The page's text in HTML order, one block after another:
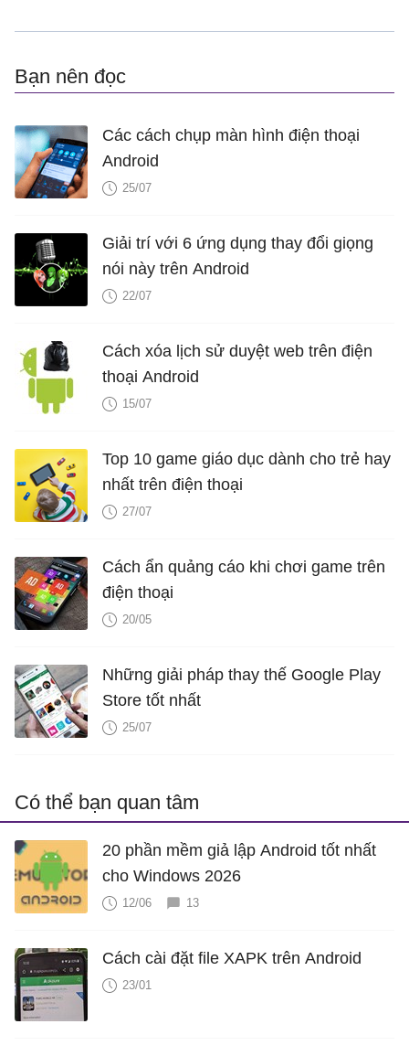
Bạn nên đọc
Các cách chụp màn hình điện thoại
Android
25/07
Giải trí với 6 ứng dụng thay đổi giọng
nói này trên Android
22/07
Cách xóa lịch sử duyệt web trên điện
thoại Android
15/07
Top 10 game giáo dục dành cho trẻ hay
nhất trên điện thoại
27/07
Cách ẩn quảng cáo khi chơi game trên
điện thoại
20/05
Những giải pháp thay thế Google Play
Store tốt nhất
25/07
Có thể bạn quan tâm
20 phần mềm giả lập Android tốt nhất
cho Windows 2026
12/06 13
Cách cài đặt file XAPK trên Android
23/01